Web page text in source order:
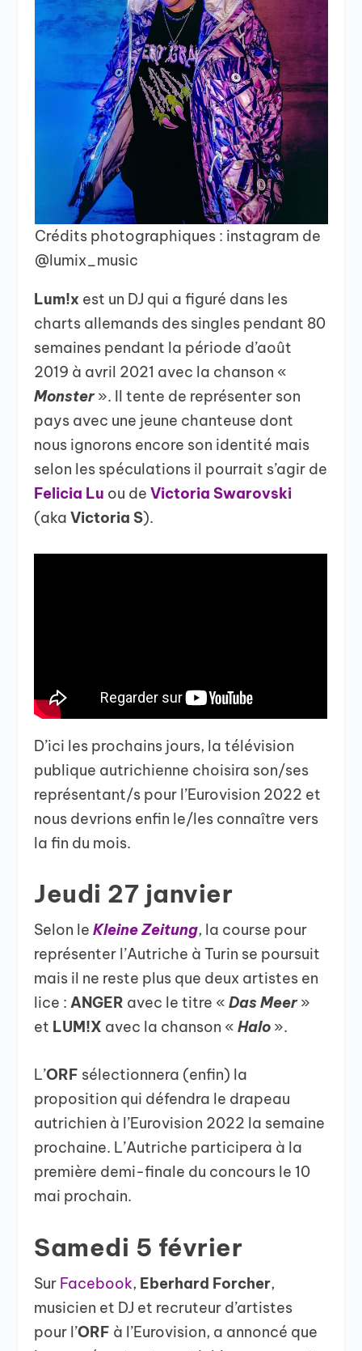
Crédits photographiques : instagram de
@lumix_music
Lum!x est un DJ qui a figuré dans les
charts allemands des singles pendant 80
semaines pendant la période d’août
2019 à avril 2021 avec la chanson «
Monster». Il tente de représenter son
pays avec une jeune chanteuse dont
nous ignorons encore son identité mais
selon les spéculations il pourrait s’agir de
Felicia Lu ou de Victoria Swarovski
(akaVictoria S).
D’ici les prochains jours, la télévision
publique autrichienne choisira son/ses
représentant/s pour l’Eurovision 2022 et
nous devrions enfin le/les connaître vers
la fin du mois.
Jeudi 27 janvier
Selon leKleine Zeitung, la course pour
représenter l’Autriche à Turin se poursuit
mais il ne reste plus que deux artistes en
lice :ANGER avec le titre «Das Meer»
et LUM!X avec la chanson «Halo ».
L’ORF sélectionnera (enfin) la
proposition qui défendra le drapeau
autrichien à l’Eurovision 2022 la semaine
prochaine. L’Autriche participera à la
première demi-finale du concours le 10
mai prochain.
Samedi 5 février
Sur Facebook, Eberhard Forcher,
musicien et DJ et recruteur d’artistes
pour l’ORF à l’Eurovision, a annoncé que